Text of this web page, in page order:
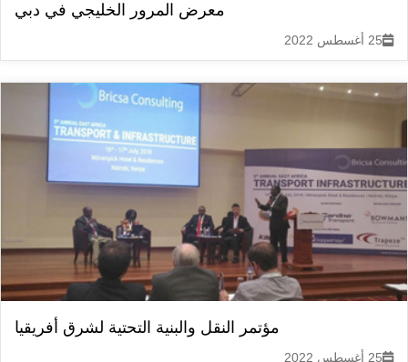
معرض المرور الخليجي في دبي
25 أغسطس 2022
مؤتمر النقل والبنية التحتية لشرق أفريقيا
25 أغسطس 2022